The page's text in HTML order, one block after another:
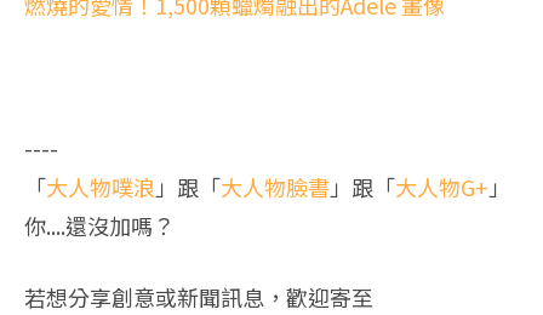
----
「大人物噗浪 」跟「大人物臉書」跟「大人物G+ 」
你....還沒加嗎？
若想分享創意或新聞訊息，歡迎寄至